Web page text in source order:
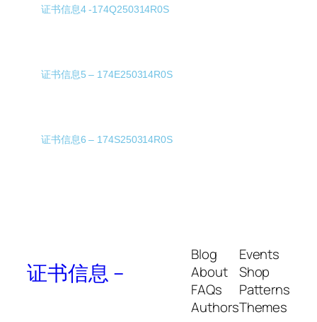
证书信息4 -174Q250314R0S
证书信息5 – 174E250314R0S
证书信息6 – 174S250314R0S
证书信息 –
Blog
About
FAQs
Authors
Events
Shop
Patterns
Themes